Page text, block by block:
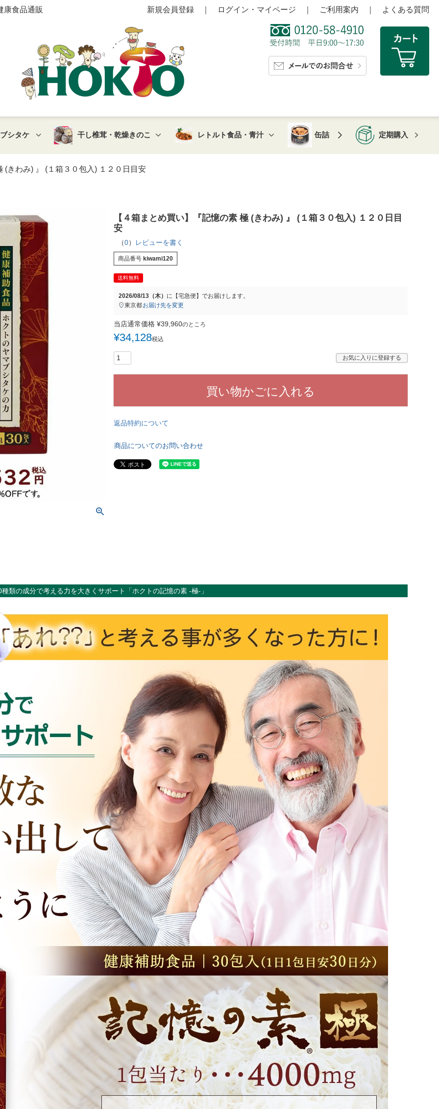
康食品通販 新規会員登録 ログイン・マイページ ご利用案内 よくある質問
シタケ 干し椎茸・乾燥きのこ レトルト食品・青汁 缶詰 定期購入
(きわみ) 』 (１箱３０包入) １２０日目安
【４箱まとめ買い】『記憶の素 極 (きわみ) 』 (１箱３０包入) １２０日目
安
（0） レビューを書く
商品番号 kiwami120
送料無料
2026/08/13（木） に 【宅急便】 でお届けします。
東京都お届け先を変更
当店通常価格 ¥39,960のところ
¥34,128税込
お気に入りに登録する
買い物かごに入れる
返品特約について
商品についてのお問い合わせ
類の成分で考える力を大きくサポート「ホクトの記憶の素 -極-」